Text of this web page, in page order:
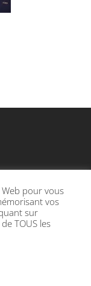
avec l’Etat
pour vous
vos
sur
TOUS les